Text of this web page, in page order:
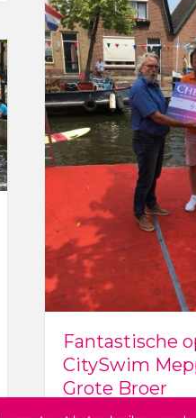
Fantastische
CitySwim
Grote Broer
naar Grote Broer